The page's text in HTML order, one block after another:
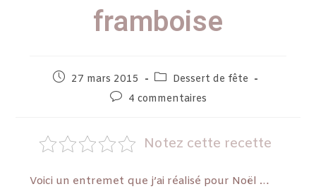
framboise
27 mars 2015
Dessert de fête
4 commentaires
Notez cette recette
Voici un entremet que j’ai réalisé pour Noël …